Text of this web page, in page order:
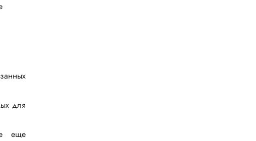
для
еще